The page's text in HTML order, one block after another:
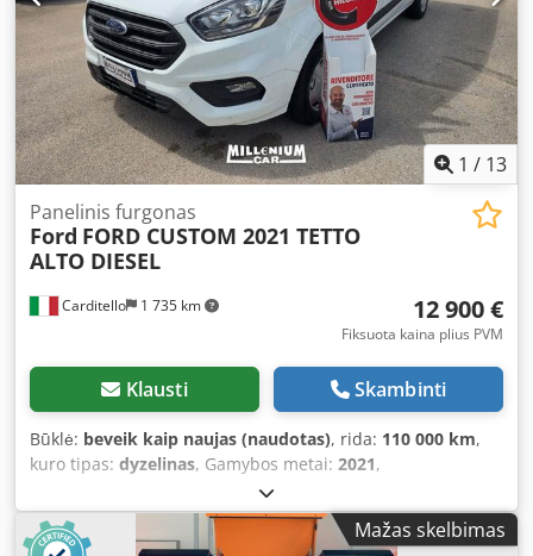
1 / 13
Carditello 1 735 km
Panelinis furgonas
Ford FORD CUSTOM 2021 TETTO
ALTO DIESEL
12 900 €
Fiksuota kaina plius PVM
Klausti Skambinti
Būklė: beveik kaip naujas (naudotas), rida: 110 000 km,
kuro tipas: dyzelinas, Gamybos metai: 2021,
Mažas skelbimas